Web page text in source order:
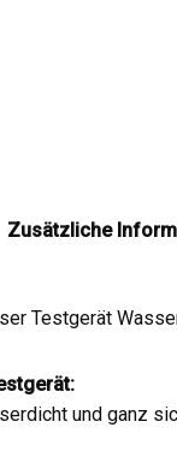
Zusätzliche
Testgerät
und ganz